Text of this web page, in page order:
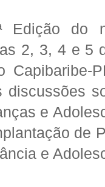
Edição do
2, 3, 4 e 5
Capibaribe-
e
de
e